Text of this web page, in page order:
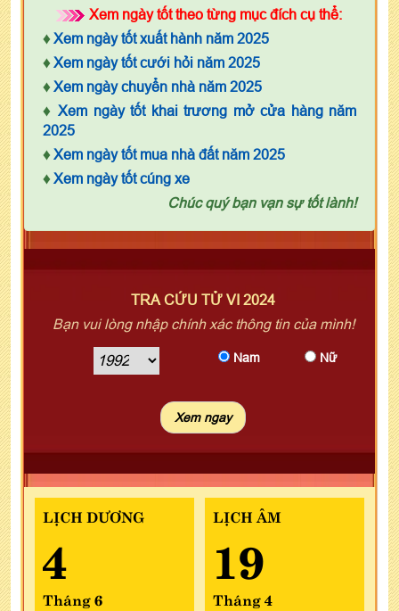
Xem ngày tốt theo từng mục đích cụ thể:
♦ Xem ngày tốt xuất hành năm 2025
♦ Xem ngày tốt cưới hỏi năm 2025
♦ Xem ngày chuyển nhà năm 2025
♦ Xem ngày tốt khai trương mở cửa hàng năm
2025
♦ Xem ngày tốt mua nhà đất năm 2025
♦ Xem ngày tốt cúng xe
Chúc quý bạn vạn sự tốt lành!
TRA CỨU TỬ VI 2024
Bạn vui lòng nhập chính xác thông tin của mình!
Nam Nữ
LỊCH DƯƠNG
4
Tháng 6
LỊCH ÂM
19
Tháng 4